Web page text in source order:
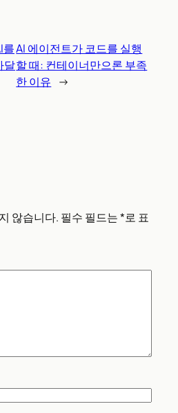
를
달
AI 에이전트가 코드를 실행
할 때: 컨테이너만으론 부족
한 이유 →
않습니다. 필수 필드는*로 표